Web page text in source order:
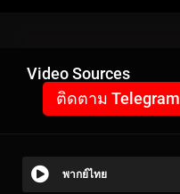
Video Sources
ติดตาม Telegram
พากย์ไทย